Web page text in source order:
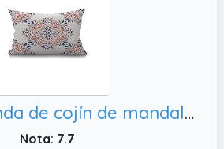
BGBDEIA Funda de cojín de mandala de 12x20 pulgadas, sofá de 30x50 cm
Nota: 7.7